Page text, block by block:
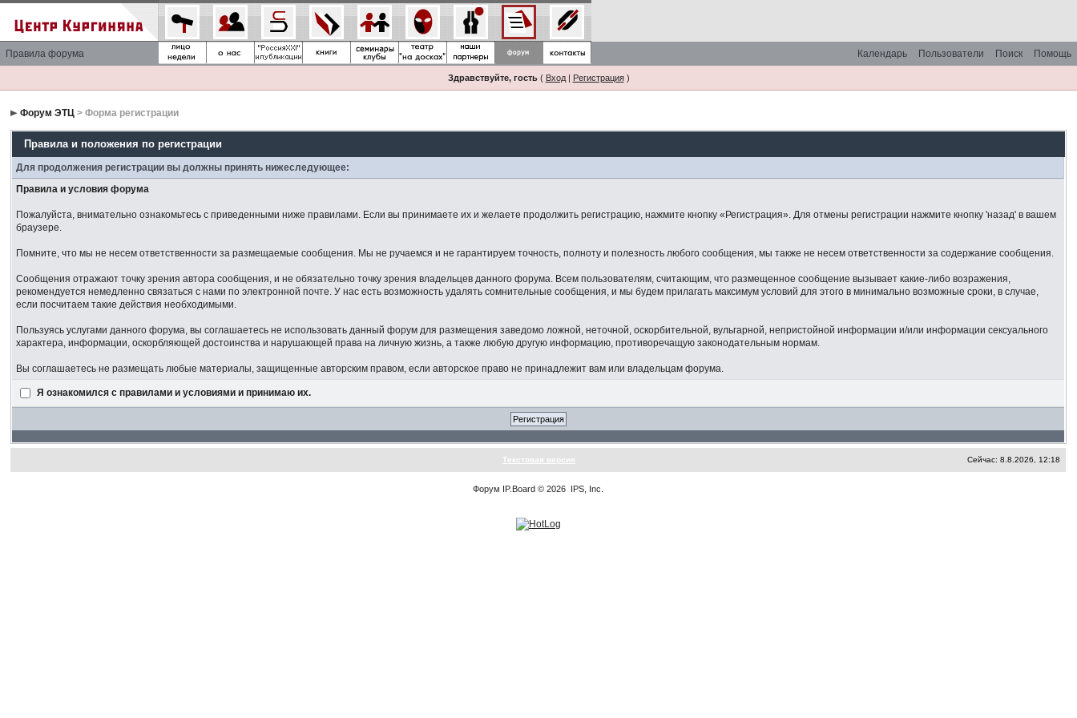
Правила форума Помощь
Поиск
Пользователи
Календарь
Здравствуйте, гость( Вход| Регистрация)
Форум ЭТЦ > Форма регистрации
Правила и положения по регистрации
Для продолжения регистрации вы должны принять нижеследующее:
Правила и условия форума
Пожалуйста, внимательно ознакомьтесь с приведенными ниже правилами. Если вы принимаете их и желаете продолжить регистрацию, нажмите кнопку «Регистрация». Для отмены регистрации нажмите кнопку 'назад' в вашем
браузере.
Помните, что мы не несем ответственности за размещаемые сообщения. Мы не ручаемся и не гарантируем точность, полноту и полезность любого сообщения, мы также не несем ответственности за содержание сообщения.
Сообщения отражают точку зрения автора сообщения, и не обязательно точку зрения владельцев данного форума. Всем пользователям, считающим, что размещенное сообщение вызывает какие-либо возражения,
рекомендуется немедленно связаться с нами по электронной почте. У нас есть возможность удалять сомнительные сообщения, и мы будем прилагать максимум условий для этого в минимально возможные сроки, в случае,
если посчитаем такие действия необходимыми.
Пользуясь услугами данного форума, вы соглашаетесь не использовать данный форум для размещения заведомо ложной, неточной, оскорбительной, вульгарной, непристойной информации и/или информации сексуального
характера, информации, оскорбляющей достоинства и нарушающей права на личную жизнь, а также любую другую информацию, противоречащую законодательным нормам.
Вы соглашаетесь не размещать любые материалы, защищенные авторским правом, если авторское право не принадлежит вам или владельцам форума.
Я ознакомился с правилами и условиями и принимаю их.
Текстовая версия Сейчас: 8.8.2026, 12:18
Форум IP.Board © 2026 IPS, Inc